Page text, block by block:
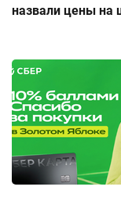
назвали цены на